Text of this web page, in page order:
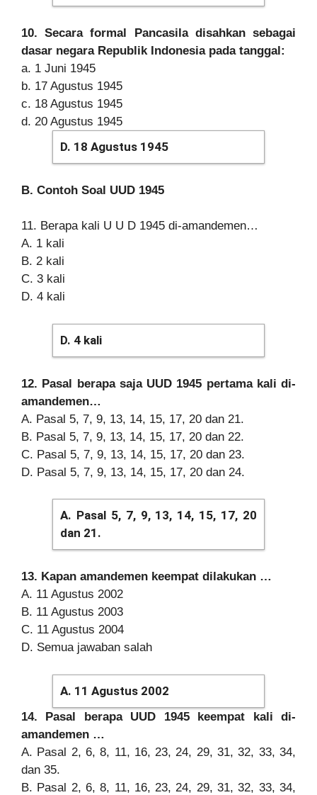
10. Secara formal Pancasila disahkan sebagai
dasar negara Republik Indonesia pada tanggal:
a. 1 Juni 1945
b. 17 Agustus 1945
c. 18 Agustus 1945
d. 20 Agustus 1945
D. 18 Agustus 1945
B. Contoh Soal UUD 1945
11. Berapa kali U U D 1945 di-amandemen…
A. 1 kali
B. 2 kali
C. 3 kali
D. 4 kali
D. 4 kali
12. Pasal berapa saja UUD 1945 pertama kali di-
amandemen…
A. Pasal 5, 7, 9, 13, 14, 15, 17, 20 dan 21.
B. Pasal 5, 7, 9, 13, 14, 15, 17, 20 dan 22.
C. Pasal 5, 7, 9, 13, 14, 15, 17, 20 dan 23.
D. Pasal 5, 7, 9, 13, 14, 15, 17, 20 dan 24.
A. Pasal 5, 7, 9, 13, 14, 15, 17, 20
dan 21.
13. Kapan amandemen keempat dilakukan …
A. 11 Agustus 2002
B. 11 Agustus 2003
C. 11 Agustus 2004
D. Semua jawaban salah
A. 11 Agustus 2002
14. Pasal berapa UUD 1945 keempat kali di-
amandemen …
A. Pasal 2, 6, 8, 11, 16, 23, 24, 29, 31, 32, 33, 34,
dan 35.
B. Pasal 2, 6, 8, 11, 16, 23, 24, 29, 31, 32, 33, 34,